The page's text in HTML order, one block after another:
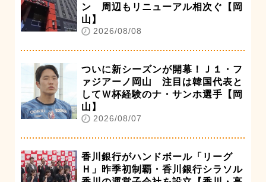
ン 周辺もリニューアル相次ぐ【岡
山】
2026/08/08
ついに新シーズンが開幕！Ｊ１・フ
ァジアーノ岡山 注目は韓国代表と
してＷ杯経験のナ・サンホ選手【岡
山】
2026/08/07
香川銀行がハンドボール「リーグ
Ｈ」昨季初制覇・香川銀行シラソル